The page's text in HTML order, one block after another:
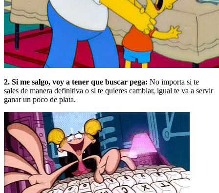
2. Si me salgo, voy a tener que buscar pega: No importa si te
sales de manera definitiva o si te quieres cambiar, igual te va a servir
ganar un poco de plata.